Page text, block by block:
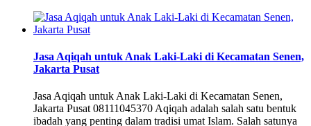
Jasa Aqiqah untuk Anak Laki-Laki di Kecamatan Senen,
Jakarta Pusat
Jasa Aqiqah untuk Anak Laki-Laki di Kecamatan Senen,
Jakarta Pusat 08111045370 Aqiqah adalah salah satu bentuk
ibadah yang penting dalam tradisi umat Islam. Salah satunya